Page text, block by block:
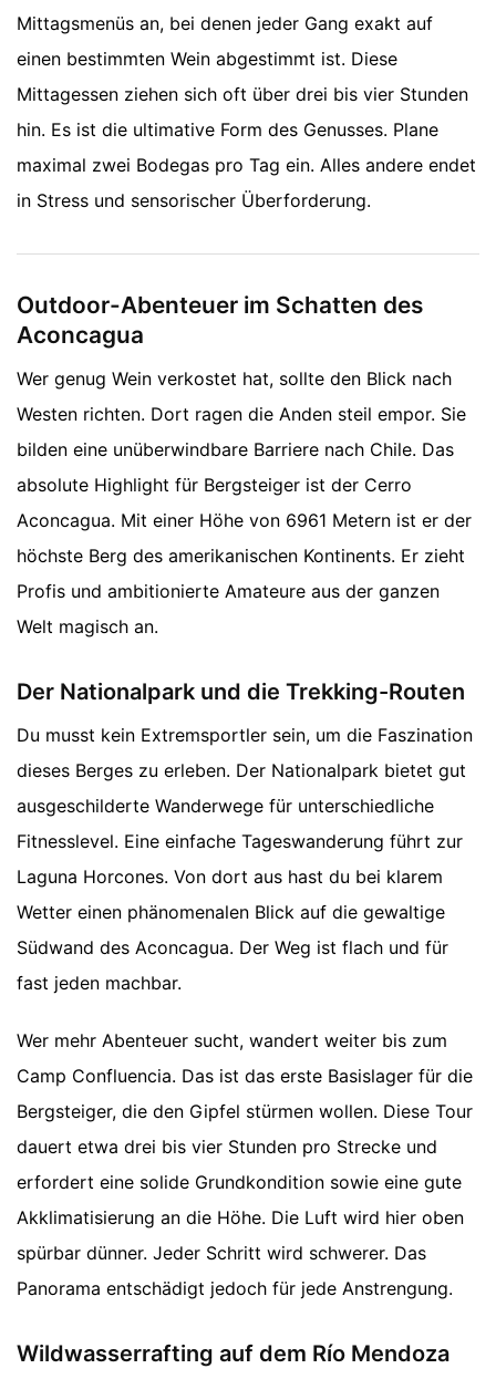
Mittagsmenüs an, bei denen jeder Gang exakt auf
einen bestimmten Wein abgestimmt ist. Diese
Mittagessen ziehen sich oft über drei bis vier Stunden
hin. Es ist die ultimative Form des Genusses. Plane
maximal zwei Bodegas pro Tag ein. Alles andere endet
in Stress und sensorischer Überforderung.
Outdoor-Abenteuer im Schatten des
Aconcagua
Wer genug Wein verkostet hat, sollte den Blick nach
Westen richten. Dort ragen die Anden steil empor. Sie
bilden eine unüberwindbare Barriere nach Chile. Das
absolute Highlight für Bergsteiger ist der Cerro
Aconcagua. Mit einer Höhe von 6961 Metern ist er der
höchste Berg des amerikanischen Kontinents. Er zieht
Profis und ambitionierte Amateure aus der ganzen
Welt magisch an.
Der Nationalpark und die Trekking-Routen
Du musst kein Extremsportler sein, um die Faszination
dieses Berges zu erleben. Der Nationalpark bietet gut
ausgeschilderte Wanderwege für unterschiedliche
Fitnesslevel. Eine einfache Tageswanderung führt zur
Laguna Horcones. Von dort aus hast du bei klarem
Wetter einen phänomenalen Blick auf die gewaltige
Südwand des Aconcagua. Der Weg ist flach und für
fast jeden machbar.
Wer mehr Abenteuer sucht, wandert weiter bis zum
Camp Confluencia. Das ist das erste Basislager für die
Bergsteiger, die den Gipfel stürmen wollen. Diese Tour
dauert etwa drei bis vier Stunden pro Strecke und
erfordert eine solide Grundkondition sowie eine gute
Akklimatisierung an die Höhe. Die Luft wird hier oben
spürbar dünner. Jeder Schritt wird schwerer. Das
Panorama entschädigt jedoch für jede Anstrengung.
Wildwasserrafting auf dem Río Mendoza